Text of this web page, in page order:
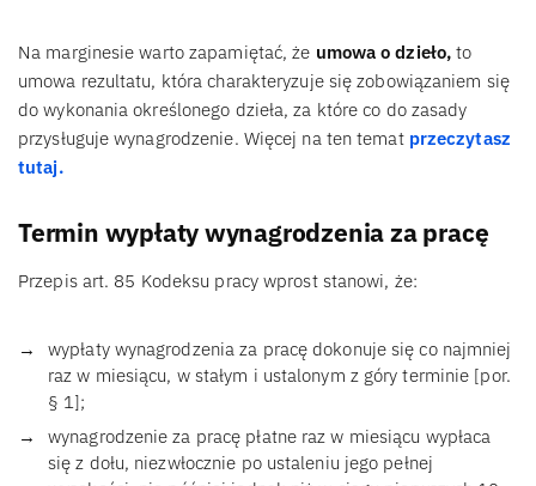
Na marginesie warto zapamiętać, że umowa o dzieło, to
umowa rezultatu, która charakteryzuje się zobowiązaniem się
do wykonania określonego dzieła, za które co do zasady
przysługuje wynagrodzenie. Więcej na ten temat przeczytasz
tutaj.
Termin wypłaty wynagrodzenia za pracę
Przepis art. 85 Kodeksu pracy wprost stanowi, że:
wypłaty wynagrodzenia za pracę dokonuje się co najmniej
raz w miesiącu, w stałym i ustalonym z góry terminie [por.
§ 1];
wynagrodzenie za pracę płatne raz w miesiącu wypłaca
się z dołu, niezwłocznie po ustaleniu jego pełnej